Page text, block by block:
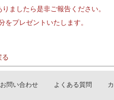
ましたら是非ご報告ください。
プレゼントいたします。
る
お問い合わせ よくある質問